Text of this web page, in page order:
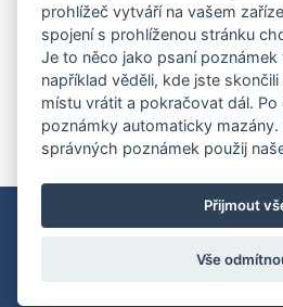
Kontakty
Domů
Napište
Nastavení
Pravidla
2009 - 2026Martin
prohlížeč vytváří na vašem
spojení s prohlíženou stránku
Je to něco jako psaní
například věděli, kde jste
místu vrátit a pokračovat dál.
poznámky automaticky
správných poznámek použij
Přijmout
Vše